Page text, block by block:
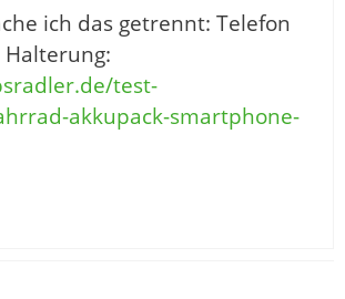
ich das getrennt: Telefon
test-
akkupack-smartphone-